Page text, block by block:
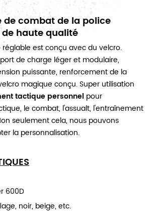
de combat de la police
haute qualité
réglable est conçu avec du velcro.
de charge léger et modulaire,
puissante, renforcement de la
magique conçu. Super utilisation
tactique personnel pour
le combat, l'assualt, l'entraînement
seulement cela, nous pouvons
la personnalisation.
600D
noir, beige, etc.